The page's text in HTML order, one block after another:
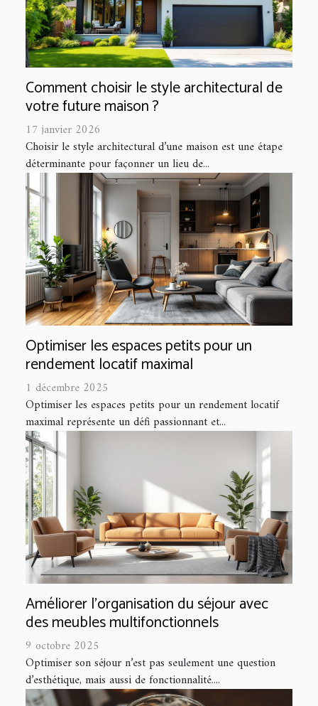
Comment choisir le style architectural de
votre future maison ?
17 janvier 2026
Choisir le style architectural d’une maison est une étape
déterminante pour façonner un lieu de...
Optimiser les espaces petits pour un
rendement locatif maximal
1 décembre 2025
Optimiser les espaces petits pour un rendement locatif
maximal représente un défi passionnant et...
Améliorer l'organisation du séjour avec
des meubles multifonctionnels
9 octobre 2025
Optimiser son séjour n’est pas seulement une question
d’esthétique, mais aussi de fonctionnalité....